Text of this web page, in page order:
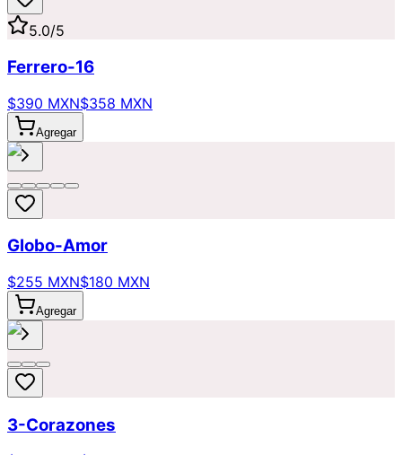
5.0/5
Ferrero-16
$390 MXN$358 MXN
Agregar
Globo-Amor
$255 MXN$180 MXN
Agregar
3-Corazones